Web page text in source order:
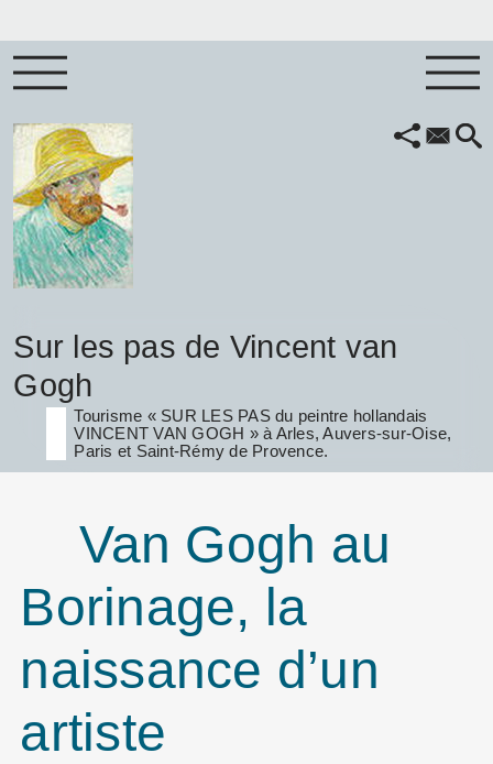
Sur les pas de Vincent van
Gogh
Tourisme « SUR LES PAS du peintre hollandais
VINCENT VAN GOGH » à Arles, Auvers-sur-Oise,
Paris et Saint-Rémy de Provence.
Van Gogh au
Borinage, la
naissance d’un
artiste